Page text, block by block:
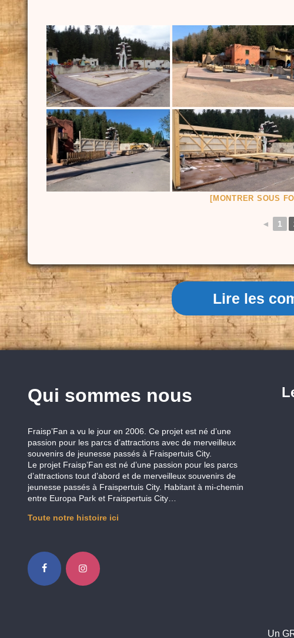
[MONTRER SOUS
◄ 1
Lire les
Qui sommes nous
Fraisp’Fan a vu le jour en 2006. Ce projet est né d’une
passion pour les parcs d’attractions avec de merveilleux
souvenirs de jeunesse passés à Fraispertuis City.
Le projet Fraisp’Fan est né d’une passion pour les parcs
d’attractions tout d’abord et de merveilleux souvenirs de
jeunesse passés à Fraispertuis City. Habitant à mi-chemin
entre Europa Park et Fraispertuis City…
Toute notre histoire ici
Un